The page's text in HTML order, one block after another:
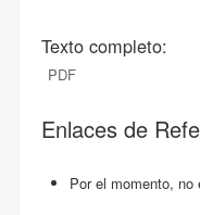
Texto completo:
PDF
Enlaces de
Por el momento,